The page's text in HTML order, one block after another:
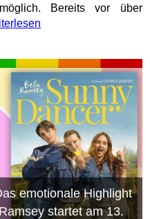
Bereits vor über
emotionale Highlight
startet am 13.